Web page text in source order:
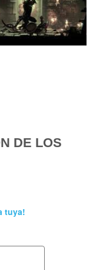
DE LOS
tuya!